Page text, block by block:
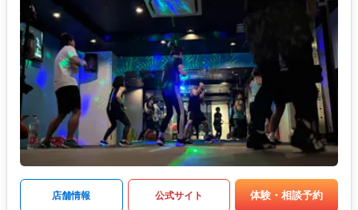
店舗情報 公式サイト 体験・相談予約